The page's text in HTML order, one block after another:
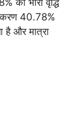
की भारी वृद्धि
40.78%
है और मात्रा